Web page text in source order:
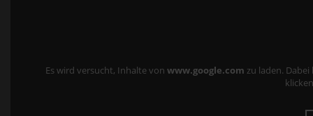
Es wird versucht, Inhalte von www.google.com zu laden.